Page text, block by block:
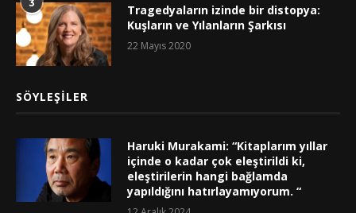
3
Tragedyaların izinde bir distopya:
Kuşların ve Yılanların Şarkısı
22 Mayıs 2020
SÖYLEŞILER
Haruki Murakami: “Kitaplarım yıllar
içinde o kadar çok eleştirildi ki,
eleştirilerin hangi bağlamda
yapıldığını hatırlayamıyorum. “